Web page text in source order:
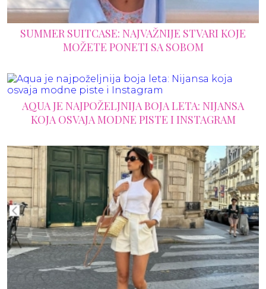
SUMMER SUITCASE: NAJVAŽNIJE STVARI KOJE
MOŽETE PONETI SA SOBOM
AQUA JE NAJPOŽELJNIJA BOJA LETA: NIJANSA
KOJA OSVAJA MODNE PISTE I INSTAGRAM